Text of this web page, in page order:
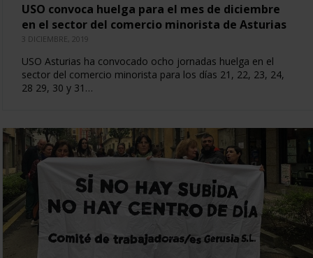
USO convoca huelga para el mes de diciembre
en el sector del comercio minorista de Asturias
3 DICIEMBRE, 2019
USO Asturias ha convocado ocho jornadas huelga en el
sector del comercio minorista para los días 21, 22, 23, 24,
28 29, 30 y 31…